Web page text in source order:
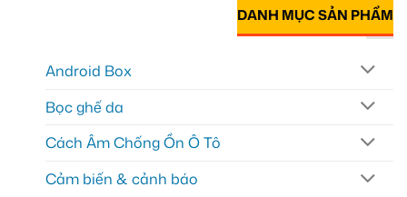
DANH MỤC SẢN PHẨM
Android Box
Bọc ghế da
Cách Âm Chống Ồn Ô Tô
Cảm biến & cảnh báo